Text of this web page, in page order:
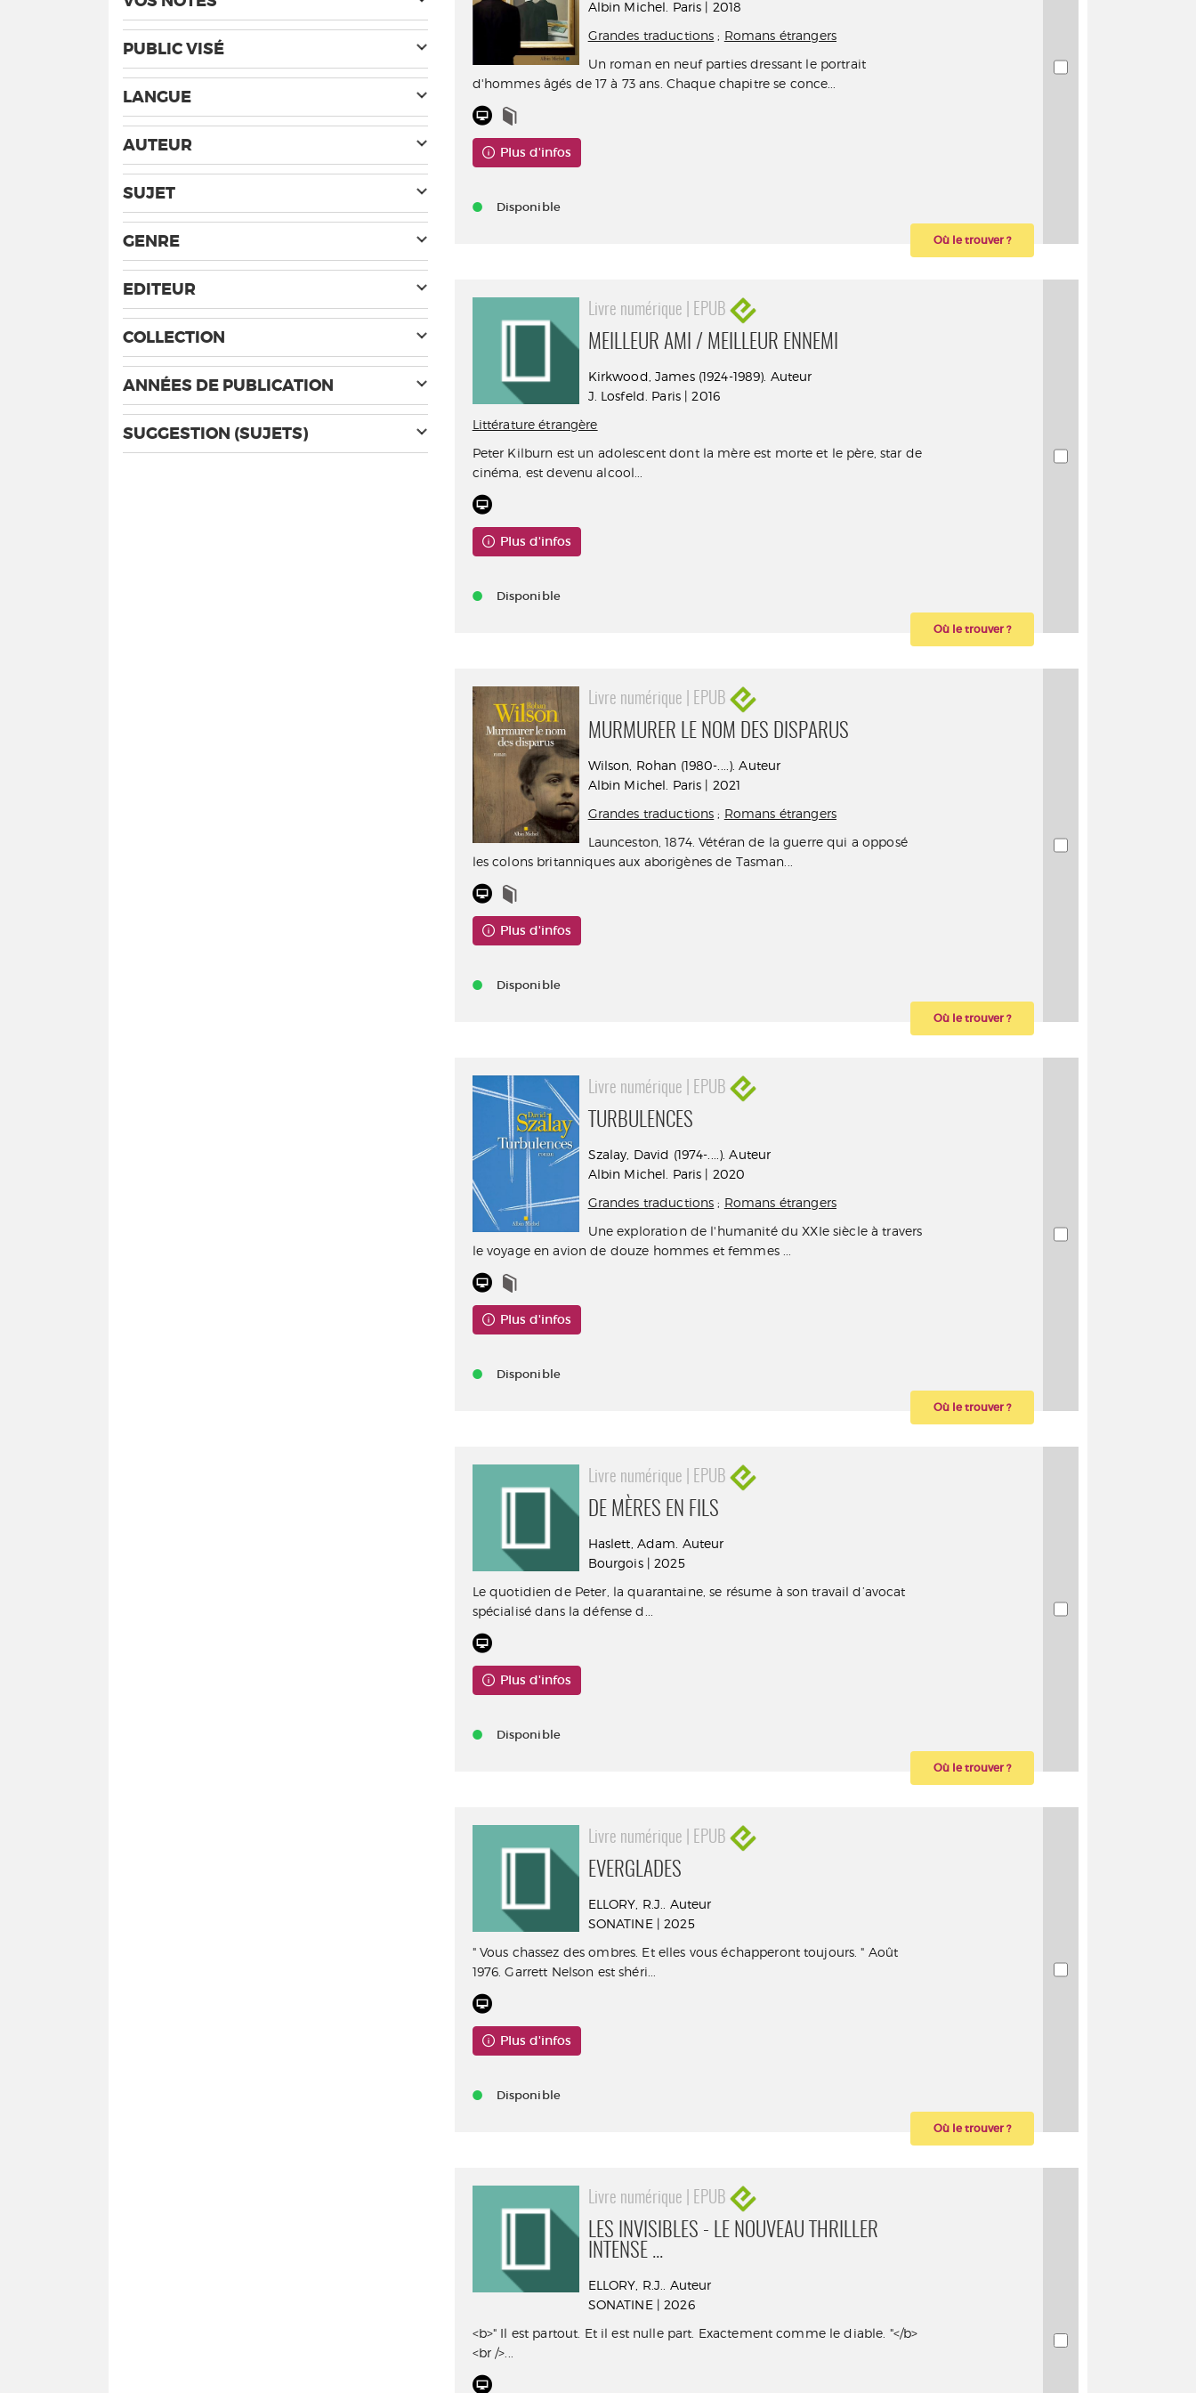
Albin Michel. Paris | 2018
Grandes traductions ; Romans étrangers
Un roman en neuf parties dressant le portrait
d'hommes âgés de 17 à 73 ans. Chaque chapitre se conce...
Plus d'infos
Disponible
Où le trouver ?
Livre numérique | EPUB
MEILLEUR AMI / MEILLEUR ENNEMI
Kirkwood, James (1924-1989). Auteur
J. Losfeld. Paris | 2016
Littérature étrangère
Peter Kilburn est un adolescent dont la mère est morte et le père, star de
cinéma, est devenu alcool...
Plus d'infos
Disponible
Où le trouver ?
Livre numérique | EPUB
MURMURER LE NOM DES DISPARUS
Wilson, Rohan (1980-....). Auteur
Albin Michel. Paris | 2021
Grandes traductions ; Romans étrangers
Launceston, 1874. Vétéran de la guerre qui a opposé
les colons britanniques aux aborigènes de Tasman...
Plus d'infos
Disponible
Où le trouver ?
Livre numérique | EPUB
TURBULENCES
Szalay, David (1974-....). Auteur
Albin Michel. Paris | 2020
Grandes traductions ; Romans étrangers
Une exploration de l'humanité du XXIe siècle à travers
le voyage en avion de douze hommes et femmes ...
Plus d'infos
Disponible
Où le trouver ?
Livre numérique | EPUB
DE MÈRES EN FILS
Haslett, Adam. Auteur
Bourgois | 2025
Le quotidien de Peter, la quarantaine, se résume à son travail d’avocat
spécialisé dans la défense d...
Plus d'infos
Disponible
Où le trouver ?
Livre numérique | EPUB
EVERGLADES
ELLORY, R.J.. Auteur
SONATINE | 2025
" Vous chassez des ombres. Et elles vous échapperont toujours. " Août
1976. Garrett Nelson est shéri...
Plus d'infos
Disponible
Où le trouver ?
Livre numérique | EPUB
LES INVISIBLES - LE NOUVEAU THRILLER
INTENSE ...
ELLORY, R.J.. Auteur
SONATINE | 2026
<b>" Il est partout. Et il est nulle part. Exactement comme le diable. "</b>
<br />...
PUBLIC VISÉ
LANGUE
AUTEUR
SUJET
GENRE
EDITEUR
COLLECTION
ANNÉES DE PUBLICATION
SUGGESTION (SUJETS)